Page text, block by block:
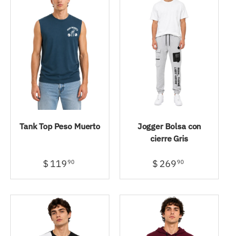
Tank Top Peso Muerto
$ 11990
Jogger Bolsa con
cierre Gris
$ 26990